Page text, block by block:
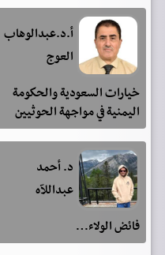
أ.د.عبدالوهاب
العوج
خيارات السعودية والحكومة
اليمنية في مواجهة الحوثيين
د. أحمد
عبداللآه
فائض الولاء…